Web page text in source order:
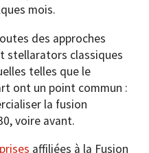
mois.
des approches
stellarators classiques
telles que le
ont un point commun :
la fusion
voire avant.
affiliées à la Fusion